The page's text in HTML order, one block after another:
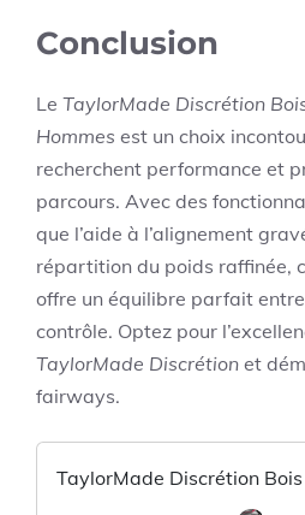
Conclusion
Le TaylorMade Discrétion
Hommes est un choix
recherchent performance et
parcours. Avec des
que l’aide à l’alignement
répartition du poids raffinée,
offre un équilibre parfait
contrôle. Optez pour
TaylorMade Discrétion et
fairways.
TaylorMade Discrétion